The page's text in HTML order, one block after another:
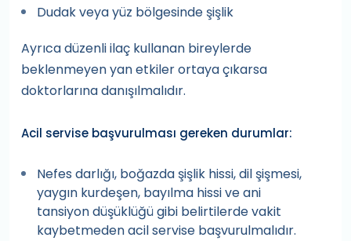
Dudak veya yüz bölgesinde şişlik
Ayrıca düzenli ilaç kullanan bireylerde
beklenmeyen yan etkiler ortaya çıkarsa
doktorlarına danışılmalıdır.
Acil servise başvurulması gereken durumlar:
Nefes darlığı, boğazda şişlik hissi, dil şişmesi,
yaygın kurdeşen, bayılma hissi ve ani
tansiyon düşüklüğü gibi belirtilerde vakit
kaybetmeden acil servise başvurulmalıdır.